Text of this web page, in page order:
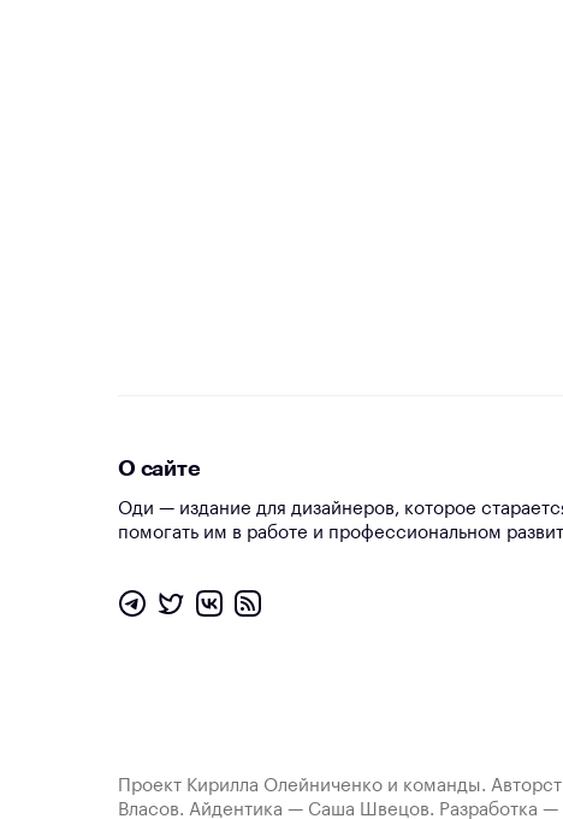
О сайте
Оди — издание для дизайнеров, которое
помогать им в работе и профессиональном
Проект Кирилла Олейниченко и команды.
Власов. Айдентика — Саша Швецов. Разработка